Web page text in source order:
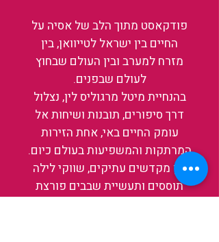
פודקאסט מתוך הלב של אסיה על
החיים בין ישראל לטייוואן, בין
מזרח למערב ובין העולם שבחוץ
לעולם שבפנים.
בהנחיית מיטל מרגוליס לין, נצלול
דרך סיפורים, תובנות ושיחות אל
עומק החיים באי, אחת הזירות
המרתקות והמשפיעות בעולם כיום.
בין מקדשים עתיקים, שווקי לילה
תוססים ותעשיית שבבים פורצת